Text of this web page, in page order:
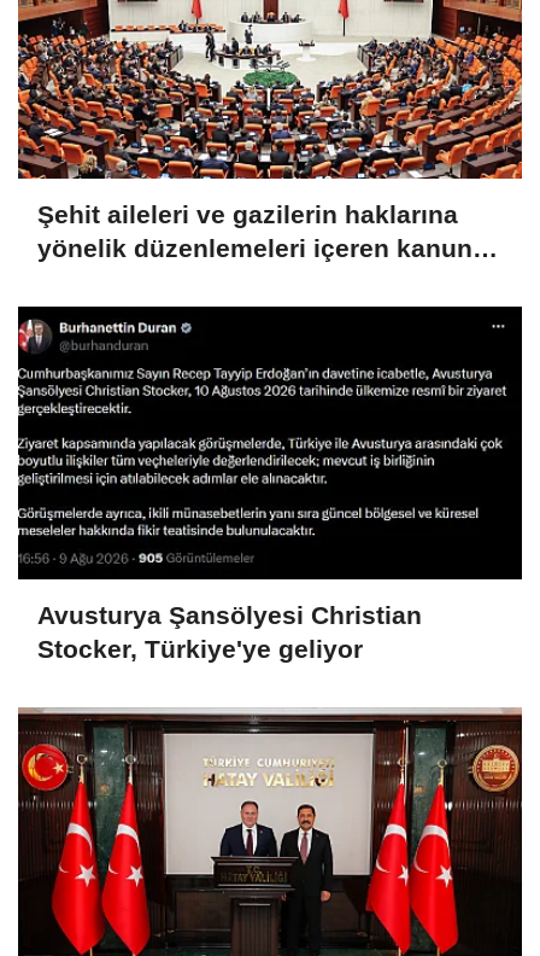
Şehit aileleri ve gazilerin haklarına
yönelik düzenlemeleri içeren kanun
Avusturya Şansölyesi Christian
Stocker, Türkiye'ye geliyor